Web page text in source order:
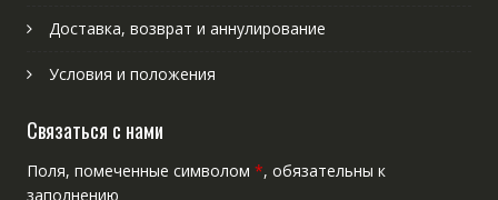
Доставка, возврат и аннулирование
Условия и положения
Связаться с нами
Поля, помеченные символом *, обязательны к
заполнению